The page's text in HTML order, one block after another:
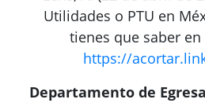
Utilidades o PTU en
tienes que saber
https://
Departamento de